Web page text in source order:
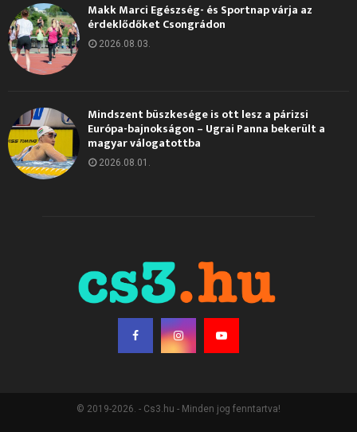
Makk Marci Egészség- és Sportnap várja az
érdeklődőket Csongrádon
2026.08.03.
Mindszent büszkesége is ott lesz a párizsi
Európa-bajnokságon – Ugrai Panna bekerült a
magyar válogatottba
2026.08.01.
© 2019-2026. - Cs3.hu - Minden jog fenntartva!